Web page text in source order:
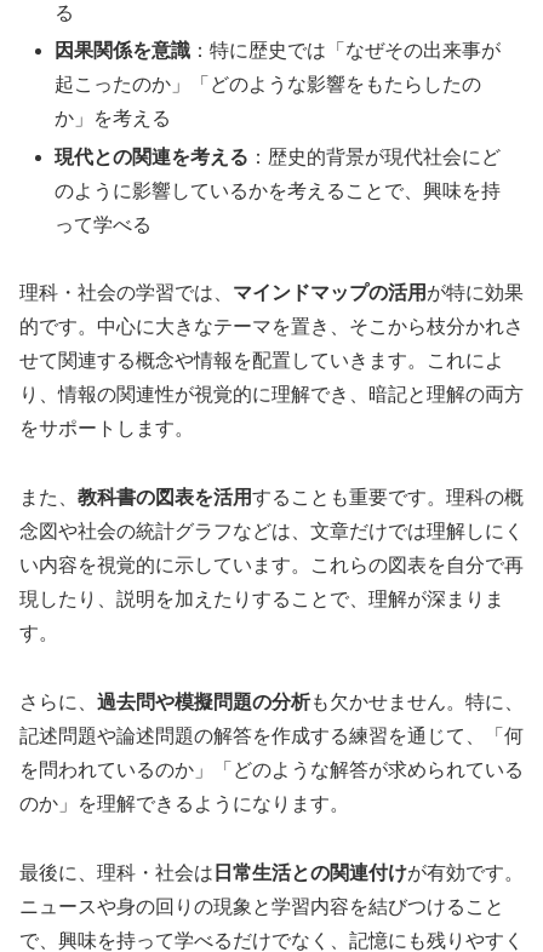
る
因果関係を意識 ：特に歴史では「なぜその出来事が
起こったのか」「どのような影響をもたらしたの
か」を考える
現代との関連を考える ：歴史的背景が現代社会にど
のように影響しているかを考えることで、興味を持
って学べる
理科・社会の学習では、 マインドマップの活用 が特に効果
的です。中心に大きなテーマを置き、そこから枝分かれさ
せて関連する概念や情報を配置していきます。これによ
り、情報の関連性が視覚的に理解でき、暗記と理解の両方
をサポートします。
また、 教科書の図表を活用することも重要です。理科の概
念図や社会の統計グラフなどは、文章だけでは理解しにく
い内容を視覚的に示しています。これらの図表を自分で再
現したり、説明を加えたりすることで、理解が深まりま
す。
さらに、 過去問や模擬問題の分析も欠かせません。特に、
記述問題や論述問題の解答を作成する練習を通じて、「何
を問われているのか」「どのような解答が求められている
のか」を理解できるようになります。
最後に、理科・社会は 日常生活との関連付けが有効です。
ニュースや身の回りの現象と学習内容を結びつけること
で、興味を持って学べるだけでなく、記憶にも残りやすく